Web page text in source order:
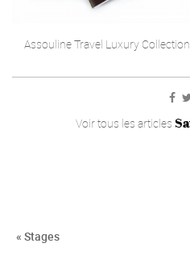
Assouline Travel Luxury Collection
Voir tous les articles
« Stages